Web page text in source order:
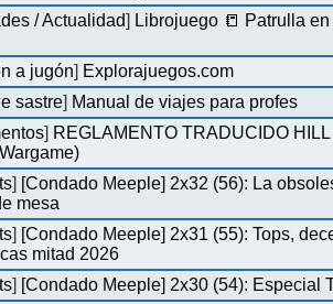
/ Actualidad] Librojuego 📒 Patrulla
a jugón] Explorajuegos.com
sastre] Manual de viajes para profes
] REGLAMENTO TRADUCIDO
] [Condado Meeple] 2x32 (56): La
mesa
] [Condado Meeple] 2x31 (55): Tops,
mitad 2026
] [Condado Meeple] 2x30 (54): Especial